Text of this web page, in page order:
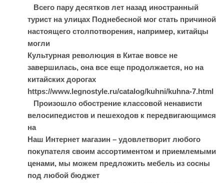
Всего пару десятков лет назад иностранный
турист на улицах Поднебесной мог стать причиной
настоящего столпотворения, например, китайцы
могли
Культурная революция в Китае вовсе не
завершилась, она все еще продолжается, но на
китайских дорогах
https://www.legnostyle.ru/catalog/kuhni/kuhna-7.html
Произошло обострение классовой ненависти
велосипедистов и пешеходов к передвигающимся
на
Наш Интернет магазин – удовлетворит любого
покупателя своим ассортиментом и приемлемыми
ценами, мы можем предложить мебель из сосны
под любой бюджет